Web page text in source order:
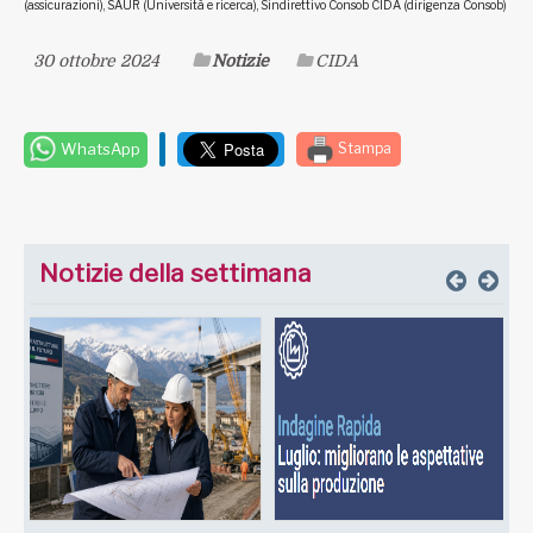
(assicurazioni), SAUR (Università e ricerca), Sindirettivo Consob CIDA (dirigenza Consob)
30 ottobre 2024 Notizie CIDA
WhatsApp Stampa
Notizie della settimana